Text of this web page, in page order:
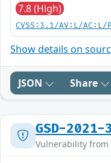
7.8 (High)
CVSS:3.1/AV:L/
Show details on
JSON Share
GSD-2021-
Vulnerability from